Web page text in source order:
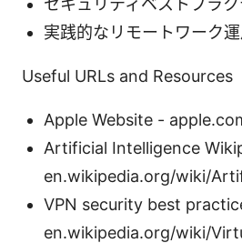
実践的なリモートワーク
Useful URLs and Resources
Apple Website -
Artificial Intelligence
en.wikipedia.org/wiki/
VPN security best
en.wikipedia.org/wiki/